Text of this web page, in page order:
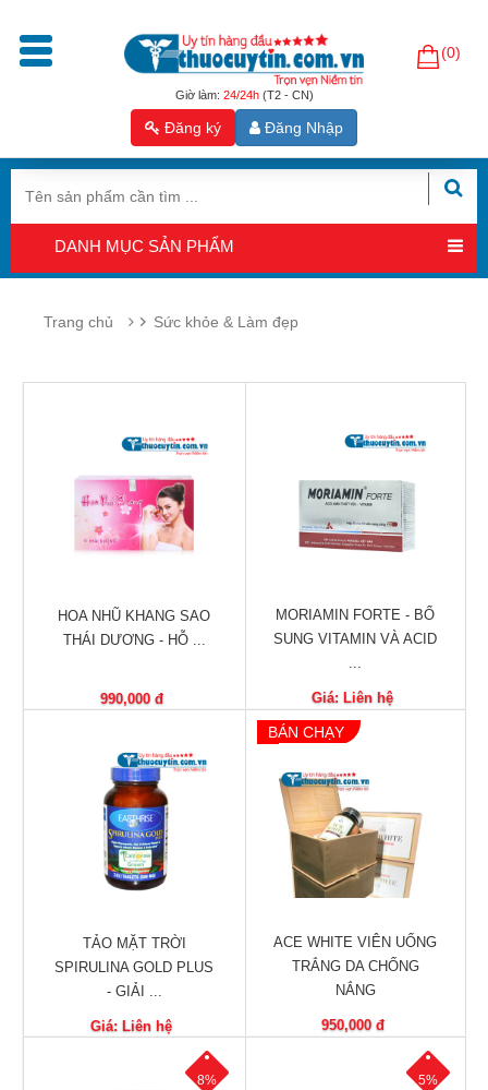
Giờ làm: 24/24h(T2 - CN)
(0)
Đăng ký Đăng Nhập
Trang
phẩm
Tăng
sinh
lý
Hỗ
trợ
sinh
sản
Làm
đẹp,
Oxy
hóa
ngon,
ngon
Chăm
khỏe
Vitamin,
chất
DANH MỤC SẢN PHẨM
Trang chủ Sức khỏe & Làm đẹp
HOA NHŨ KHANG SAO
THÁI DƯƠNG - HỖ ...
990,000 đ
MORIAMIN FORTE - BỔ
SUNG VITAMIN VÀ ACID
Giá: Liên hệ
TẢO MẶT TRỜI
SPIRULINA GOLD PLUS
- GIẢI ...
Giá: Liên hệ
BÁN CHẠY
ACE WHITE VIÊN UỐNG
TRẮNG DA CHỐNG
NẮNG
950,000 đ
8% 5%